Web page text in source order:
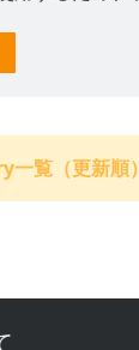
覧（更新順）
トのサイト緊